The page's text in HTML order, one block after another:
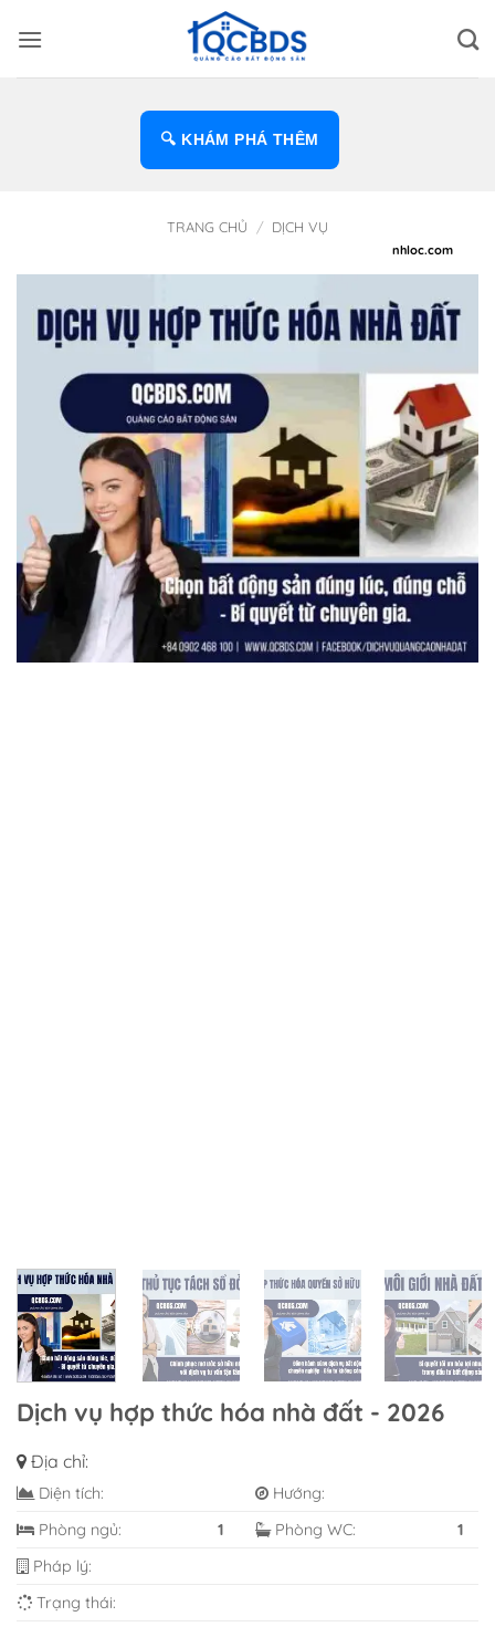
qua
🔍 KHÁM PHÁ THÊM
TRANG CHỦ / DỊCH VỤ
Dịch vụ hợp thức hóa nhà đất - 2026
Địa chỉ:
Diện tích:
Hướng:
Phòng ngủ:
1 Phòng WC:
1
Pháp lý:
Trạng thái: